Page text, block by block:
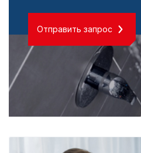
Отправить запрос